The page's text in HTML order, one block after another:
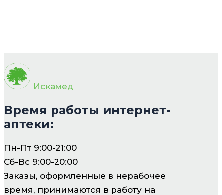
Искамед
Время работы интернет-
аптеки:
Пн-Пт 9:00-21:00
Сб-Вс 9:00-20:00
Заказы, оформленные в нерабочее
время, принимаются в работу на